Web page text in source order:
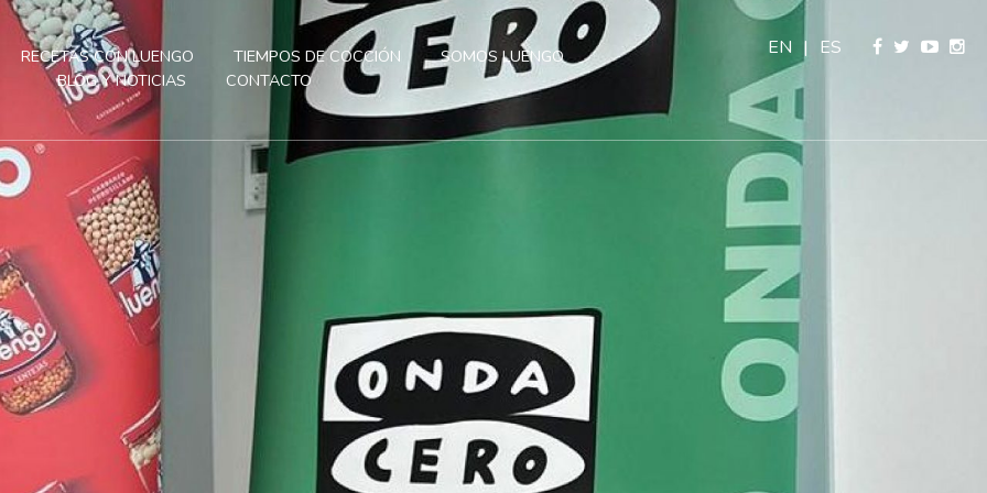
RECETAS CON LUENGO TIEMPOS DE COCCIÓN
SOMOS LUENGO
BLOG Y NOTICIAS
CONTACTO
EN | ES